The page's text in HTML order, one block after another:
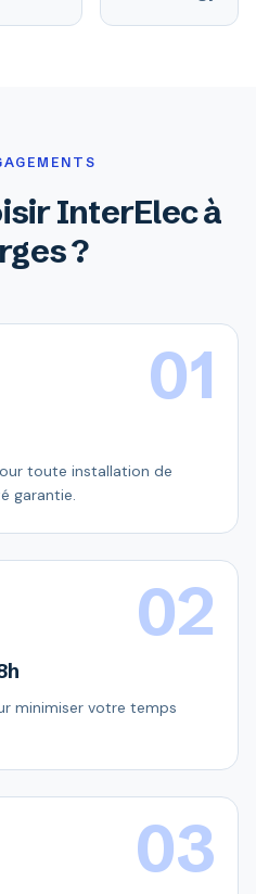
InterElec à
?
01
toute installation de
garantie.
02
minimiser votre temps
03